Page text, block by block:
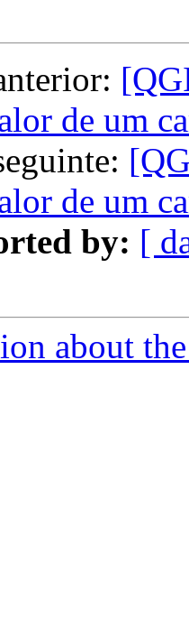
de um
de um
by: [
about